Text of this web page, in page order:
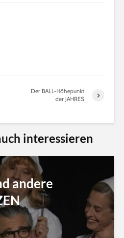
Der BALL-Höhepunkt
der JAHRES
interessieren
andere